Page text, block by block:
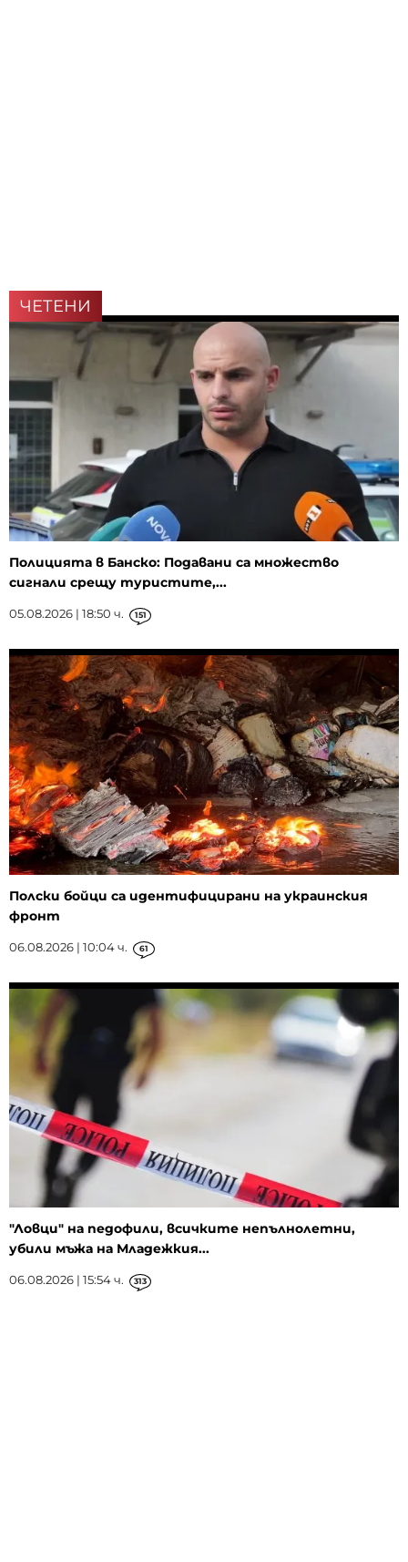
ЧЕТЕНИ
Полицията в Банско: Подавани са множество
сигнали срещу туристите,...
05.08.2026 | 18:50 ч. 151
Полски бойци са идентифицирани на украинския
фронт
06.08.2026 | 10:04 ч. 61
"Ловци" на педофили, всичките непълнолетни,
убили мъжа на Младежкия...
06.08.2026 | 15:54 ч. 313